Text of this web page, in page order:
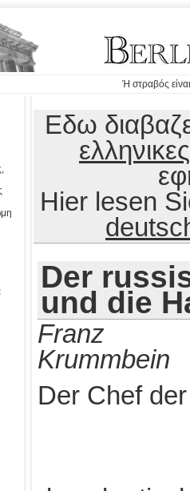
Ή στραβός
Εδω
ελληνικες
Hier lesen
Der
und die
Franz
Krummbein
Der Chef der